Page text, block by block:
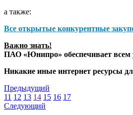
а также:
Все открытые конкурентные
Важно знать!
ПАО «Юнипро» обеспечивает всем
Никакие иные интернет ресурсы
Предыдущий
11 12 13 14 15 16 17
Следующий